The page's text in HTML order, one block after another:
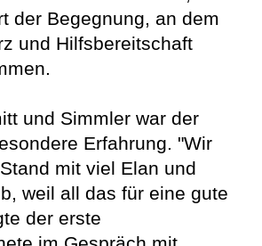
der Begegnung, an dem
und Hilfsbereitschaft
und Simmler war der
Erfahrung. "Wir
mit viel Elan und
weil all das für eine gute
der erste